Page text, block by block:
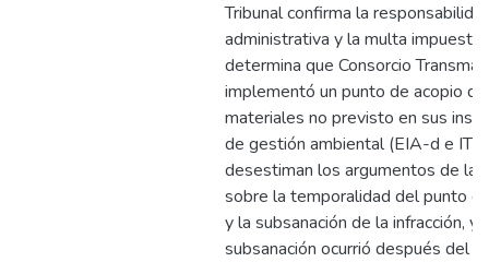
Tribunal confirma la
administrativa y la multa impuesta.
determina que Consorcio
implementó un punto de acopio de
materiales no previsto en sus
de gestión ambiental (EIA-d e ITS
desestiman los argumentos de la
sobre la temporalidad del punto
y la subsanación de la infracción,
subsanación ocurrió después del